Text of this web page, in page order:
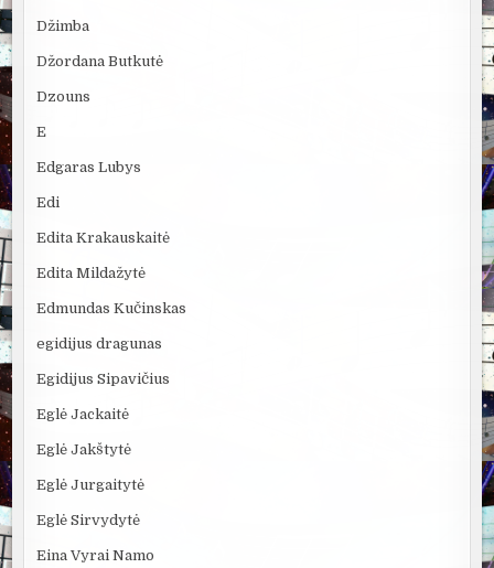
Džimba
Džordana Butkutė
Dzouns
E
Edgaras Lubys
Edi
Edita Krakauskaitė
Edita Mildažytė
Edmundas Kučinskas
egidijus dragunas
Egidijus Sipavičius
Eglė Jackaitė
Eglė Jakštytė
Eglė Jurgaitytė
Eglė Sirvydytė
Eina Vyrai Namo